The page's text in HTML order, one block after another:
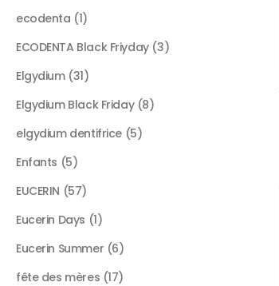
ecodenta 1
ECODENTA Black Friyday 3
Elgydium 31
Elgydium Black Friday 8
elgydium dentifrice 5
Enfants 5
EUCERIN 57
Eucerin Days 1
Eucerin Summer 6
fête des mères 17